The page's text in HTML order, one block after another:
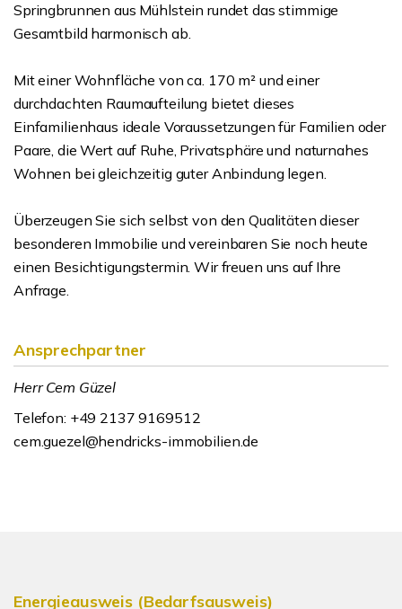
Springbrunnen aus Mühlstein rundet das stimmige
Gesamtbild harmonisch ab.
Mit einer Wohnfläche von ca. 170 m² und einer
durchdachten Raumaufteilung bietet dieses
Einfamilienhaus ideale Voraussetzungen für Familien oder
Paare, die Wert auf Ruhe, Privatsphäre und naturnahes
Wohnen bei gleichzeitig guter Anbindung legen.
Überzeugen Sie sich selbst von den Qualitäten dieser
besonderen Immobilie und vereinbaren Sie noch heute
einen Besichtigungstermin. Wir freuen uns auf Ihre
Anfrage.
Ansprechpartner
Herr Cem Güzel
Telefon: +49 2137 9169512
cem.guezel@hendricks-immobilien.de
Energieausweis (Bedarfsausweis)